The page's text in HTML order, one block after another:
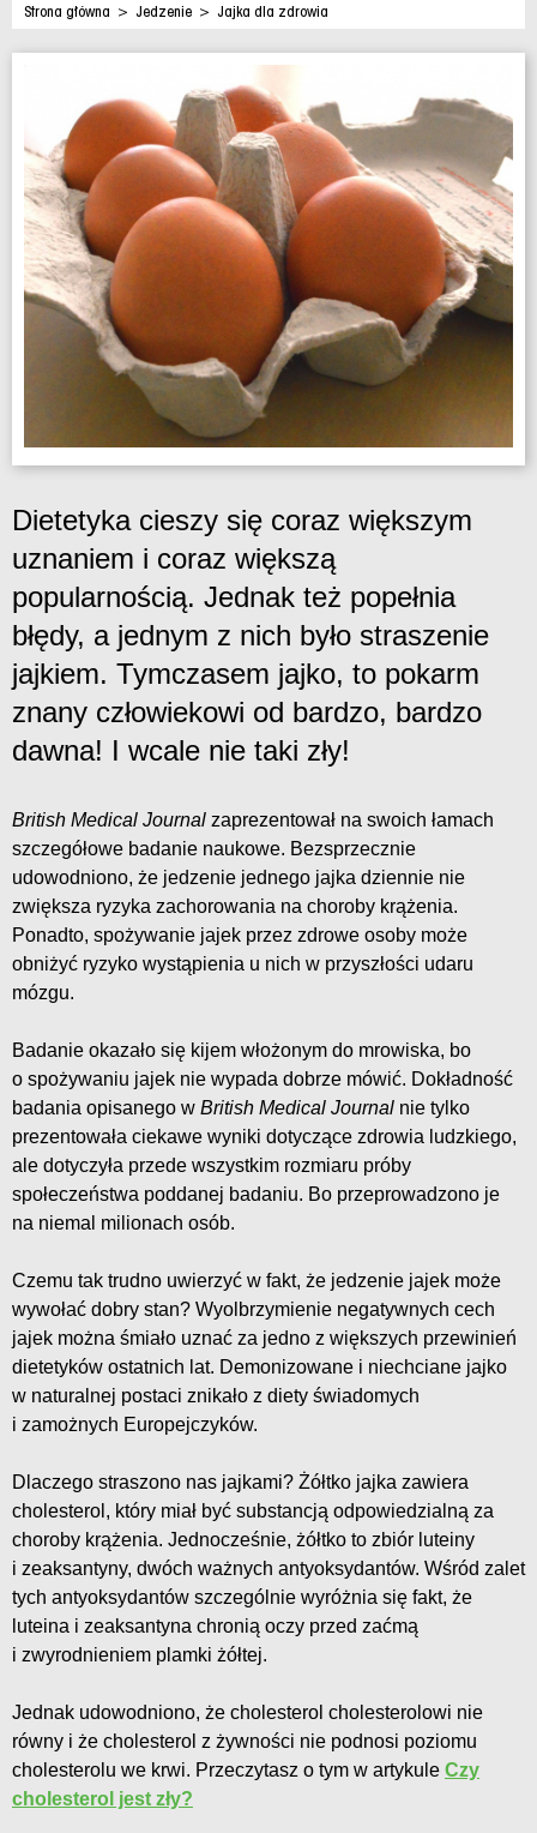
Strona główna > Jedzenie > Jajka dla zdrowia
Dietetyka cieszy się coraz większym
uznaniem i coraz większą
popularnością. Jednak też popełnia
błędy, a jednym z nich było straszenie
jajkiem. Tymczasem jajko, to pokarm
znany człowiekowi od bardzo, bardzo
dawna! I wcale nie taki zły!
British Medical Journal zaprezentował na swoich łamach
szczegółowe badanie naukowe. Bezsprzecznie
udowodniono, że jedzenie jednego jajka dziennie nie
zwiększa ryzyka zachorowania na choroby krążenia.
Ponadto, spożywanie jajek przez zdrowe osoby może
obniżyć ryzyko wystąpienia u nich w przyszłości udaru
mózgu.
Badanie okazało się kijem włożonym do mrowiska, bo
o spożywaniu jajek nie wypada dobrze mówić. Dokładność
badania opisanego w British Medical Journal nie tylko
prezentowała ciekawe wyniki dotyczące zdrowia ludzkiego,
ale dotyczyła przede wszystkim rozmiaru próby
społeczeństwa poddanej badaniu. Bo przeprowadzono je
na niemal milionach osób.
Czemu tak trudno uwierzyć w fakt, że jedzenie jajek może
wywołać dobry stan? Wyolbrzymienie negatywnych cech
jajek można śmiało uznać za jedno z większych przewinień
dietetyków ostatnich lat. Demonizowane i niechciane jajko
w naturalnej postaci znikało z diety świadomych
i zamożnych Europejczyków.
Dlaczego straszono nas jajkami? Żółtko jajka zawiera
cholesterol, który miał być substancją odpowiedzialną za
choroby krążenia. Jednocześnie, żółtko to zbiór luteiny
i zeaksantyny, dwóch ważnych antyoksydantów. Wśród zalet
tych antyoksydantów szczególnie wyróżnia się fakt, że
luteina i zeaksantyna chronią oczy przed zaćmą
i zwyrodnieniem plamki żółtej.
Jednak udowodniono, że cholesterol cholesterolowi nie
równy i że cholesterol z żywności nie podnosi poziomu
cholesterolu we krwi. Przeczytasz o tym w artykule Czy
cholesterol jest zły?